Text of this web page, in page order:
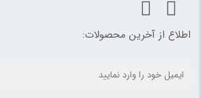
اطلاع از آخرین محصولات: